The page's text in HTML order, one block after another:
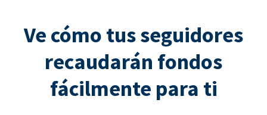
Ve cómo tus seguidores
recaudarán fondos
fácilmente para ti